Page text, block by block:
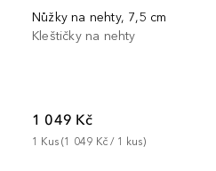
Nůžky na nehty, 7,5 cm
Kleštičky na nehty
1 049 Kč
1 Kus (1 049 Kč / 1 kus)